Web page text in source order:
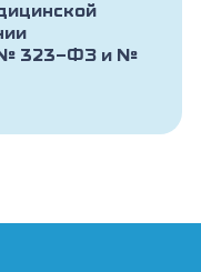
№ 323-ФЗ и №